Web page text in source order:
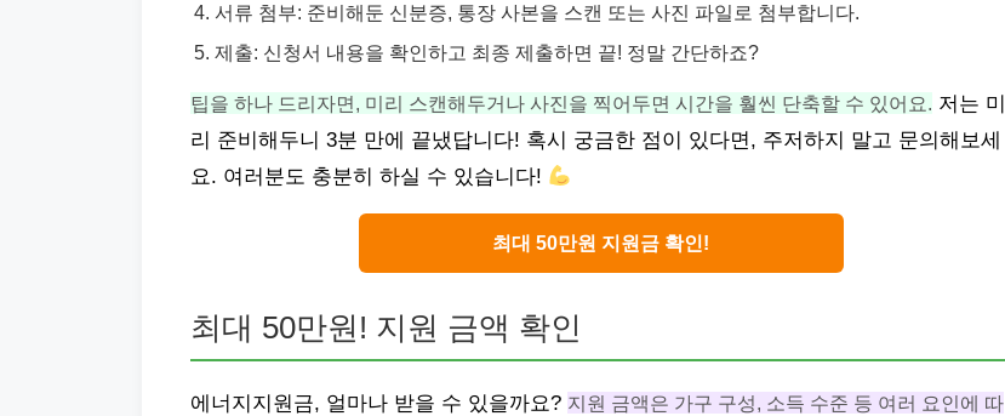
서류 첨부: 준비해둔 신분증, 통장 사본을 스캔 또는 사진 파일로 첨부합니다.
제출: 신청서 내용을 확인하고 최종 제출하면 끝! 정말 간단하죠?
팁을 하나 드리자면, 미리 스캔해두거나 사진을 찍어두면 시간을 훨씬 단축할 수 있어요. 저는 미
리 준비해두니 3분 만에 끝냈답니다! 혹시 궁금한 점이 있다면, 주저하지 말고 문의해보세
요. 여러분도 충분히 하실 수 있습니다!
최대 50만원 지원금 확인!
최대 50만원! 지원 금액 확인
에너지지원금, 얼마나 받을 수 있을까요? 지원 금액은 가구 구성, 소득 수준 등 여러 요인에 따